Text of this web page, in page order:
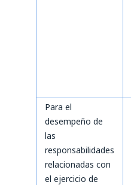
Para el
desempeño de
las
responsabilidades
relacionadas con
el ejercicio de